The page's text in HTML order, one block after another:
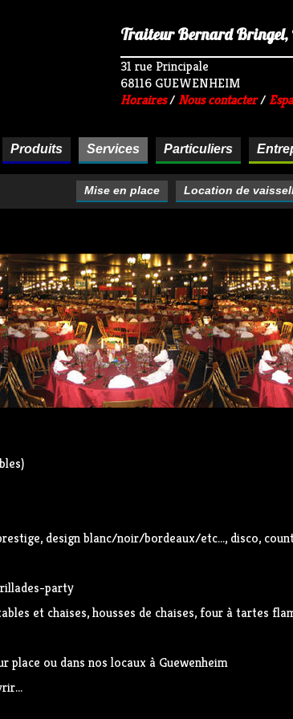
Traiteur Bernard Bringel,
31 rue Principale
68116 GUEWENHEIM
Horaires/ Nous contacter/
Produits Services Particuliers
Mise en place Location de
design blanc/noir/bordeaux/etc..., disco,
party
et chaises, housses de chaises, four à tartes
place ou dans nos locaux à Guewenheim